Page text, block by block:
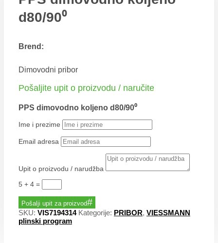
d80/90⁰
Brend:
Dimovodni pribor
Pošaljite upit o proizvodu / naručite
PPS dimovodno koljeno d80/90⁰
Ime i prezime
Email adresa
Upit o proizvodu / narudžba
5 + 4 =
Pošalji upit za proizvod
SKU: VIS7194314 Kategorije: PRIBOR, VIESSMANN
plinski program